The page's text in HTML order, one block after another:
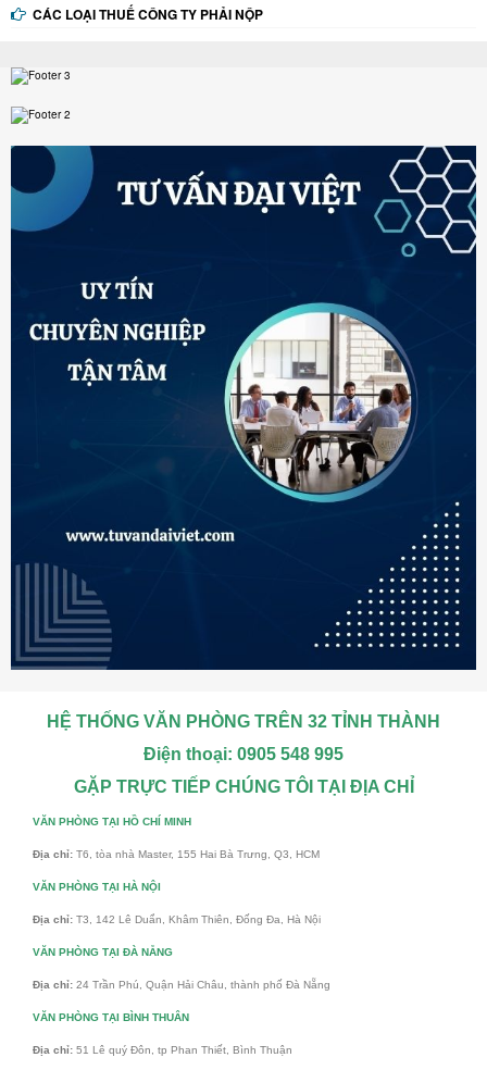
CÁC LOẠI THUẾ CÔNG TY PHẢI NỘP
HỆ THỐNG VĂN PHÒNG TRÊN 32 TỈNH THÀNH
Điện thoại: 0905 548 995
GẶP TRỰC TIẾP CHÚNG TÔI TẠI ĐỊA CHỈ
VĂN PHÒNG TẠI HỒ CHÍ MINH
Địa chỉ: T6, tòa nhà Master, 155 Hai Bà Trưng, Q3, HCM
VĂN PHÒNG TẠI HÀ NỘI
Địa chỉ: T3, 142 Lê Duẩn, Khâm Thiên, Đống Đa, Hà Nội
VĂN PHÒNG TẠI ĐÀ NẴNG
Địa chỉ: 24 Trần Phú, Quận Hải Châu, thành phố Đà Nẵng
VĂN PHÒNG TẠI BÌNH THUÂN
Địa chỉ: 51 Lê quý Đôn, tp Phan Thiết, Bình Thuận